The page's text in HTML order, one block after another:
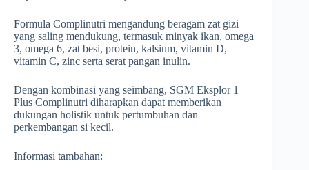
Formula Complinutri mengandung beragam zat gizi
yang saling mendukung, termasuk minyak ikan, omega
3, omega 6, zat besi, protein, kalsium, vitamin D,
vitamin C, zinc serta serat pangan inulin.
Dengan kombinasi yang seimbang, SGM Eksplor 1
Plus Complinutri diharapkan dapat memberikan
dukungan holistik untuk pertumbuhan dan
perkembangan si kecil.
Informasi tambahan: